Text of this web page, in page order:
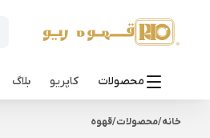
محصولات کاپریو بلاگ
خانه/محصولات/قهوه